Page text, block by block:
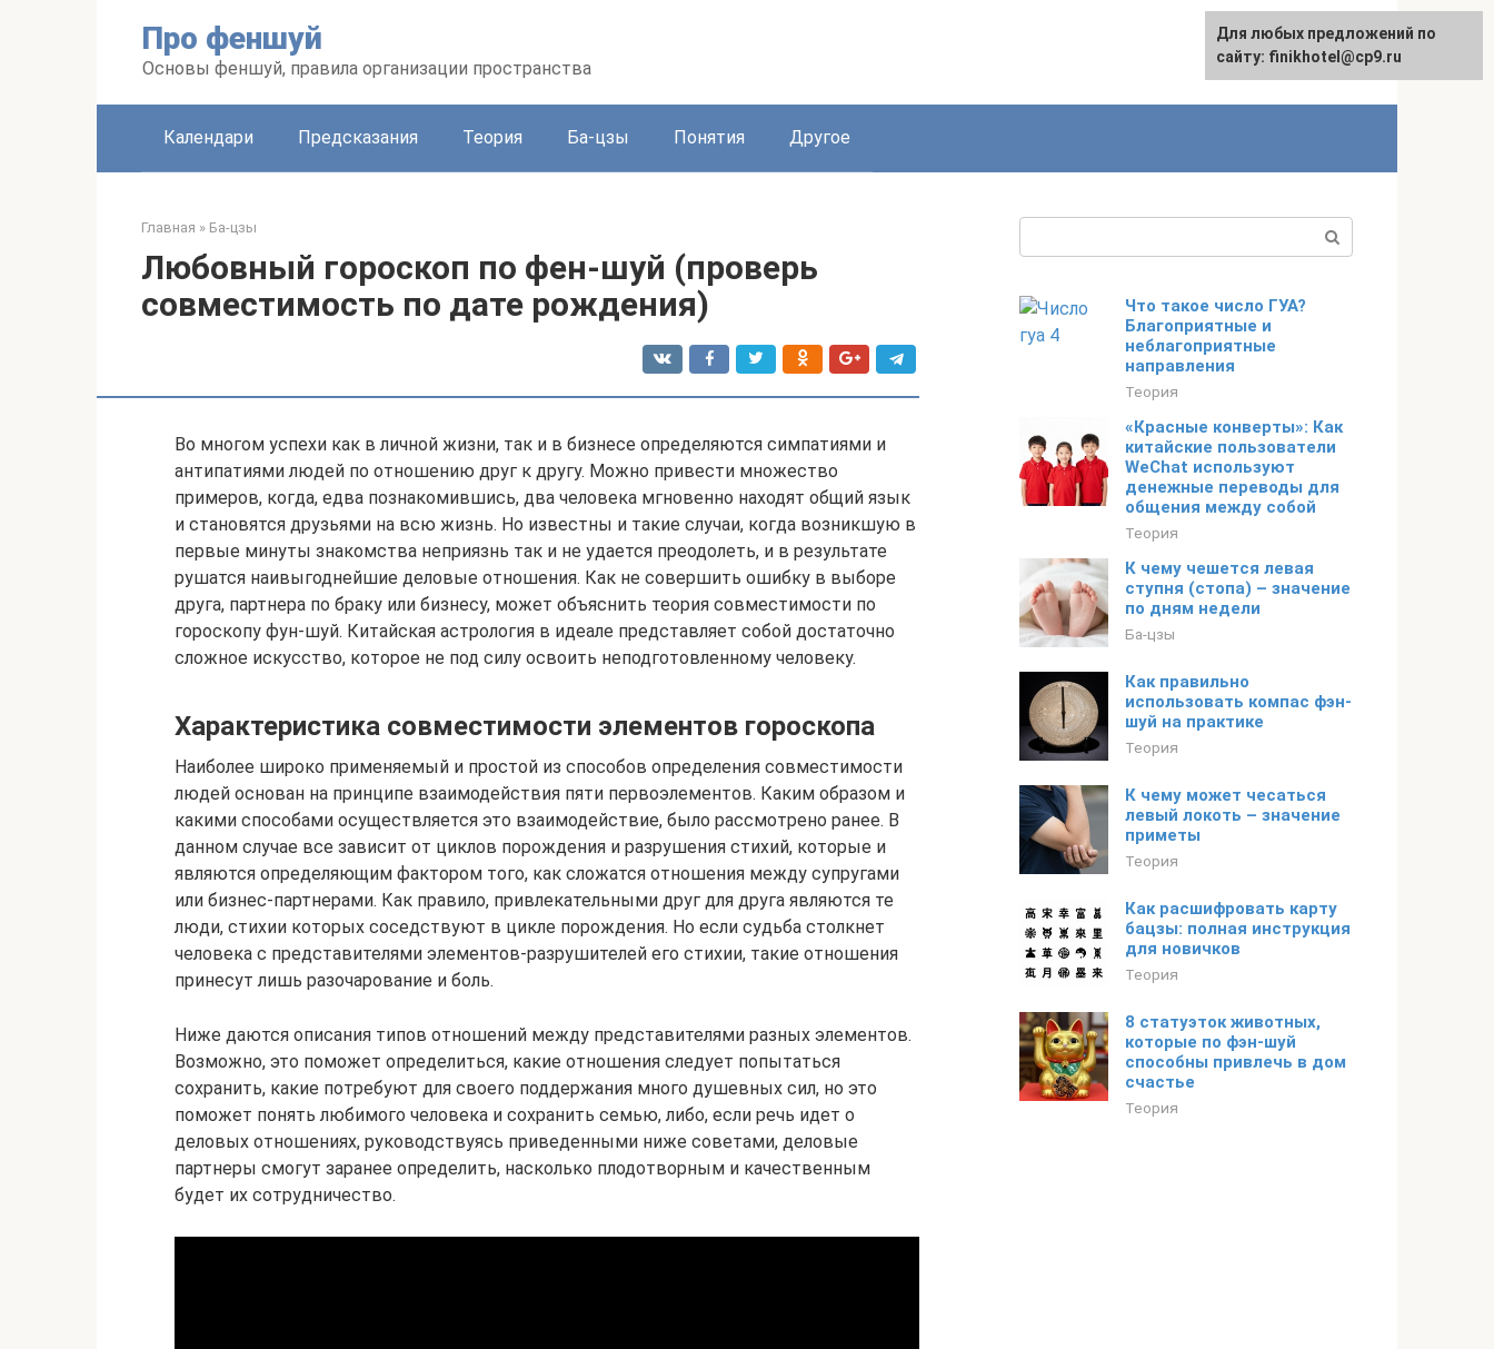
Про феншуй
Основы феншуй, правила организации пространства
English
Календари Предсказания Теория Ба-цзы Понятия Другое
Главная » Ба-цзы
Любовный гороскоп по фен-шуй (проверь
совместимость по дате рождения)
Во многом успехи как в личной жизни, так и в бизнесе определяются симпатиями и
антипатиями людей по отношению друг к другу. Можно привести множество
примеров, когда, едва познакомившись, два человека мгновенно находят общий язык
и становятся друзьями на всю жизнь. Но известны и такие случаи, когда возникшую в
первые минуты знакомства неприязнь так и не удается преодолеть, и в результате
рушатся наивыгоднейшие деловые отношения. Как не совершить ошибку в выборе
друга, партнера по браку или бизнесу, может объяснить теория совместимости по
гороскопу фун-шуй. Китайская астрология в идеале представляет собой достаточно
сложное искусство, которое не под силу освоить неподготовленному человеку.
Характеристика совместимости элементов гороскопа
Наиболее широко применяемый и простой из способов определения совместимости
людей основан на принципе взаимодействия пяти первоэлементов. Каким образом и
какими способами осуществляется это взаимодействие, было рассмотрено ранее. В
данном случае все зависит от циклов порождения и разрушения стихий, которые и
являются определяющим фактором того, как сложатся отношения между супругами
или бизнес-партнерами. Как правило, привлекательными друг для друга являются те
люди, стихии которых соседствуют в цикле порождения. Но если судьба столкнет
человека с представителями элементов-разрушителей его стихии, такие отношения
принесут лишь разочарование и боль.
Ниже даются описания типов отношений между представителями разных элементов.
Возможно, это поможет определиться, какие отношения следует попытаться
сохранить, какие потребуют для своего поддержания много душевных сил, но это
поможет понять любимого человека и сохранить семью, либо, если речь идет о
деловых отношениях, руководствуясь приведенными ниже советами, деловые
партнеры смогут заранее определить, насколько плодотворным и качественным
будет их сотрудничество.
Что такое число ГУА?
Благоприятные и
неблагоприятные
направления
Теория
«Красные конверты»: Как
китайские пользователи
WeChat используют
денежные переводы для
общения между собой
Теория
К чему чешется левая
ступня (стопа) – значение
по дням недели
Ба-цзы
Как правильно
использовать компас фэн-
шуй на практике
Теория
К чему может чесаться
левый локоть – значение
приметы
Теория
Как расшифровать карту
бацзы: полная инструкция
для новичков
Теория
8 статуэток животных,
которые по фэн-шуй
способны привлечь в дом
счастье
Теория
Для любых предложений по
сайту: finikhotel@cp9.ru